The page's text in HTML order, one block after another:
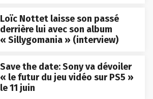
Loïc Nottet laisse son passé
derrière lui avec son album
« Sillygomania » (interview)
Save the date: Sony va dévoiler
« le futur du jeu vidéo sur PS5 »
le 11 juin